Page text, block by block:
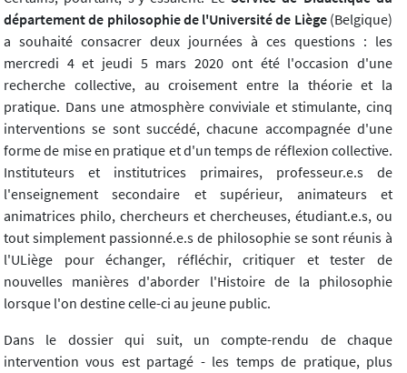
département de philosophie de l'Université de Liège (Belgique)
a souhaité consacrer deux journées à ces questions : les
mercredi 4 et jeudi 5 mars 2020 ont été l'occasion d'une
recherche collective, au croisement entre la théorie et la
pratique. Dans une atmosphère conviviale et stimulante, cinq
interventions se sont succédé, chacune accompagnée d'une
forme de mise en pratique et d'un temps de réflexion collective.
Instituteurs et institutrices primaires, professeur.e.s de
l'enseignement secondaire et supérieur, animateurs et
animatrices philo, chercheurs et chercheuses, étudiant.e.s, ou
tout simplement passionné.e.s de philosophie se sont réunis à
l'ULiège pour échanger, réfléchir, critiquer et tester de
nouvelles manières d'aborder l'Histoire de la philosophie
lorsque l'on destine celle-ci au jeune public.
Dans le dossier qui suit, un compte-rendu de chaque
intervention vous est partagé - les temps de pratique, plus